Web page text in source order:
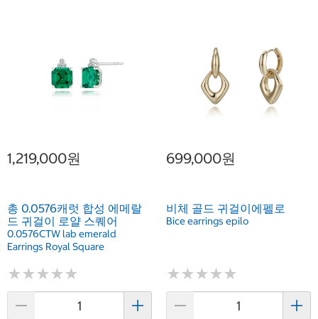
1,219,000원
총 0.0576캐럿 합성 에메랄
드 귀걸이 로얄 스퀘어
0.0576CTW lab emerald
Earrings Royal Square
★★★★★
★★★★★
699,000원
비체 골드 귀걸이에펠로
Bice earrings epilo
★★★★★
★★★★★